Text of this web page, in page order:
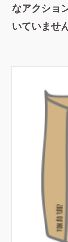
なアクショ
いていません